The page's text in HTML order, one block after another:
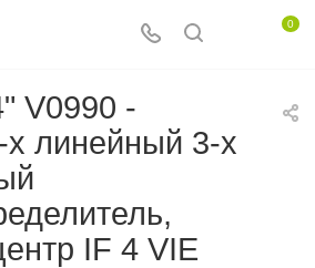
0
V0990 -
линейный 3-х
IF 4 VIE